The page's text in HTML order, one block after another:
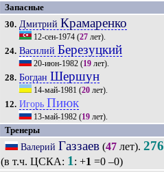
Запасные
30. Дмитрий Крамаренко
12-сен-1974 (27 лет).
24. Василий Березуцкий
20-июн-1982 (19 лет).
28. Богдан Шершун
14-май-1981 (20 лет).
12. Игорь Пиюк
13-май-1982 (19 лет).
Тренеры
Валерий Газзаев (47 лет).276
(в т.ч. ЦСКА: 1 : +1 =0 –0)